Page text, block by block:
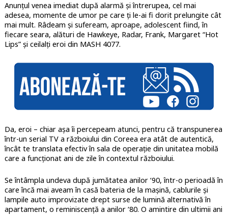
Anunțul venea imediat după alarmă și întrerupea, cel mai
adesea, momente de umor pe care ți le-ai fi dorit prelungite cât
mai mult. Râdeam și sufeream, aproape, adolescent fiind, în
fiecare seara, alături de Hawkeye, Radar, Frank, Margaret “Hot
Lips” și ceilalți eroi din MASH 4077.
Da, eroi – chiar așa îi percepeam atunci, pentru că transpunerea
într-un serial TV a războiului din Coreea era atât de autentică,
încât te translata efectiv în sala de operație din unitatea mobilă
care a funcționat ani de zile în contextul războiului.
Se întâmpla undeva după jumătatea anilor ‘90, într-o perioadă în
care încă mai aveam în casă bateria de la mașină, cablurile și
lampile auto improvizate drept surse de lumină alternativă în
apartament, o reminiscență a anilor ‘80. O amintire din ultimii ani